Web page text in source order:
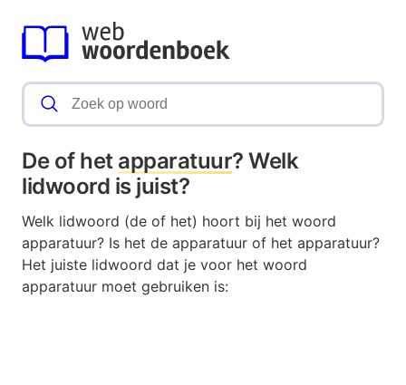
De of het apparatuur? Welk
lidwoord is juist?
Welk lidwoord (de of het) hoort bij het woord
apparatuur? Is het de apparatuur of het apparatuur?
Het juiste lidwoord dat je voor het woord
apparatuur moet gebruiken is: